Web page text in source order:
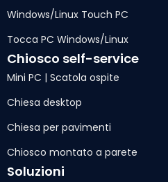
Windows/Linux Touch PC
Tocca PC Windows/Linux
Chiosco self-service
Mini PC | Scatola ospite
Chiesa desktop
Chiesa per pavimenti
Chiosco montato a parete
Soluzioni